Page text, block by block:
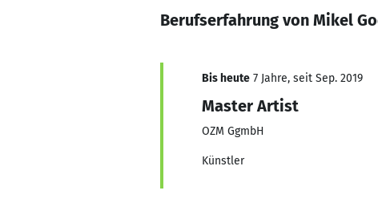
Berufserfahrung von Mikel
Bis heute 7 Jahre, seit Sep. 2019
Master Artist
OZM GgmbH
Künstler